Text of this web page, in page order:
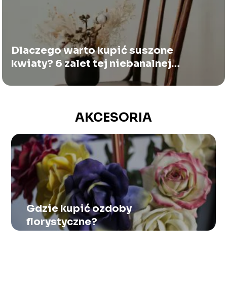
Dlaczego warto kupić suszone
kwiaty? 6 zalet tej niebanalnej
AKCESORIA
Gdzie kupić ozdoby
florystyczne?